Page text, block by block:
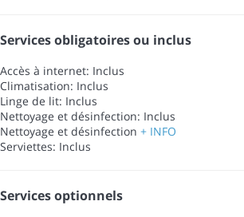
Services obligatoires ou inclus
Accès à internet: Inclus
Climatisation: Inclus
Linge de lit: Inclus
Nettoyage et désinfection: Inclus
Nettoyage et désinfection + INFO
Serviettes: Inclus
Services optionnels